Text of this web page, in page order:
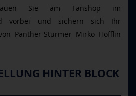
Sie am Fanshop im
vorbei und sichern sich Ihr
Panther-Stürmer Mirko Höfflin
HINTER BLOCK